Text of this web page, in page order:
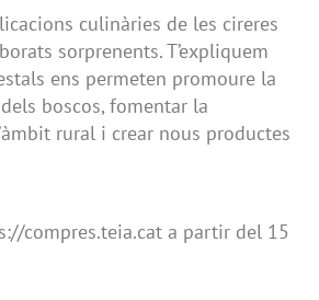
culinàries de les cireres
sorprenents. T’expliquem
ens permeten promoure la
boscos, fomentar la
rural i crear nous productes
compres.teia.cat a partir del 15